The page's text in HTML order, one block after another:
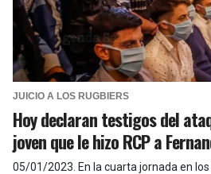
JUICIO A LOS RUGBIERS
Hoy declaran testigos del
joven que le hizo RCP a
05/01/2023 En la cuarta jornada en